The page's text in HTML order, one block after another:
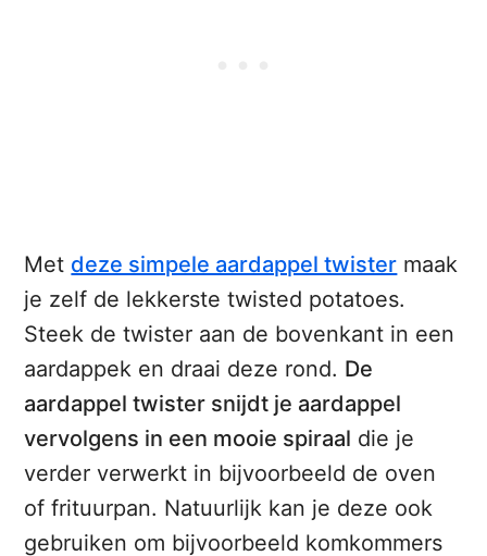
Met deze simpele aardappel twister maak
je zelf de lekkerste twisted potatoes.
Steek de twister aan de bovenkant in een
aardappek en draai deze rond. De
aardappel twister snijdt je aardappel
vervolgens in een mooie spiraal die je
verder verwerkt in bijvoorbeeld de oven
of frituurpan. Natuurlijk kan je deze ook
gebruiken om bijvoorbeeld komkommers